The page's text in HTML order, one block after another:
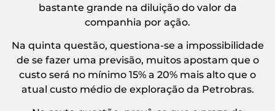
bastante grande na diluição do valor da
companhia por ação.
Na quinta questão, questiona-se a impossibilidade
de se fazer uma previsão, muitos apostam que o
custo será no mínimo 15% a 20% mais alto que o
atual custo médio de exploração da Petrobras.